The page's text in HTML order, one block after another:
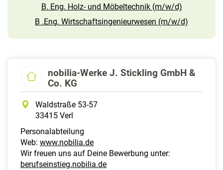
B. Eng. Holz- und Möbeltechnik (m/w/d)
B .Eng. Wirtschaftsingenieurwesen (m/w/d)
nobilia-Werke J. Stickling GmbH &
Co. KG
Waldstraße 53-57
33415 Verl
Personalabteilung
Web: www.nobilia.de
Wir freuen uns auf Deine Bewerbung unter:
berufseinstieg.nobilia.de